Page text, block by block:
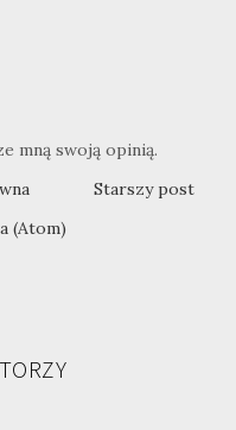
mną swoją opinią.
Starszy post
(Atom)